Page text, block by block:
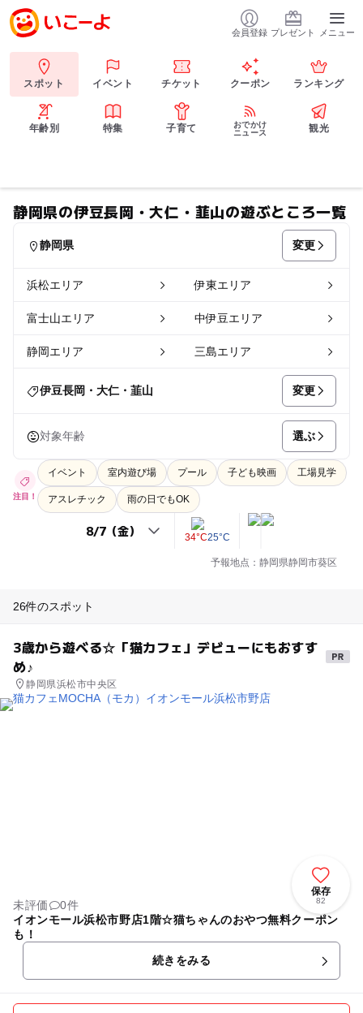
会員登録 プレゼント メニュー
スポット イベント チケット クーポン ランキング
年齢別 特集 子育て
おでかけ
ニュース
観光
静岡県の伊豆長岡・大仁・韮山の遊ぶところ一覧
静岡県 変更
浜松エリア 伊東エリア
富士山エリア 中伊豆エリア
静岡エリア 三島エリア
伊豆長岡・大仁・韮山 変更
対象年齢 選ぶ
注目！
イベント 室内遊び場 プール 子ども映画 工場見学
アスレチック 雨の日でもOK
34°C25°C
予報地点：静岡県静岡市葵区
26件のスポット
3歳から遊べる☆「猫カフェ」デビューにもおすす
め♪
静岡県浜松市中央区
保存
82
未評価
0件
イオンモール浜松市野店1階☆猫ちゃんのおやつ無料クーポン
も！
続きをみる